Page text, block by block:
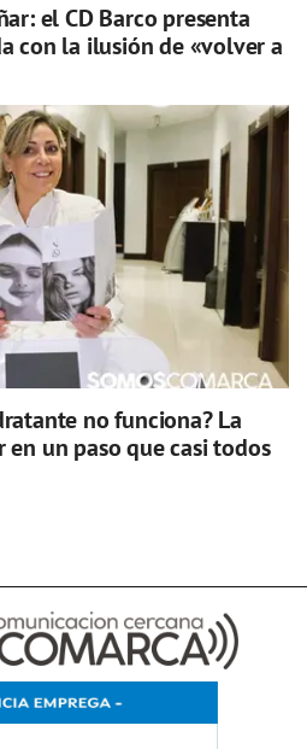
el CD Barco presenta
con la ilusión de «volver a
no funciona? La
en un paso que casi todos